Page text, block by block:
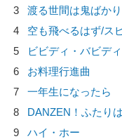
3
渡る世間は鬼ばかり
4
空も飛べるはず/ス
5
ビビディ・バビデ
6
お料理行進曲
7
一年生になったら
8
DANZEN！ふたり
9
ハイ・ホー